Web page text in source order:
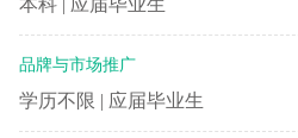
本科 | 应届毕业生
品牌与市场推广
学历不限 | 应届毕业生